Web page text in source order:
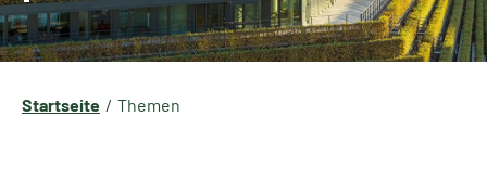
Startseite Themen